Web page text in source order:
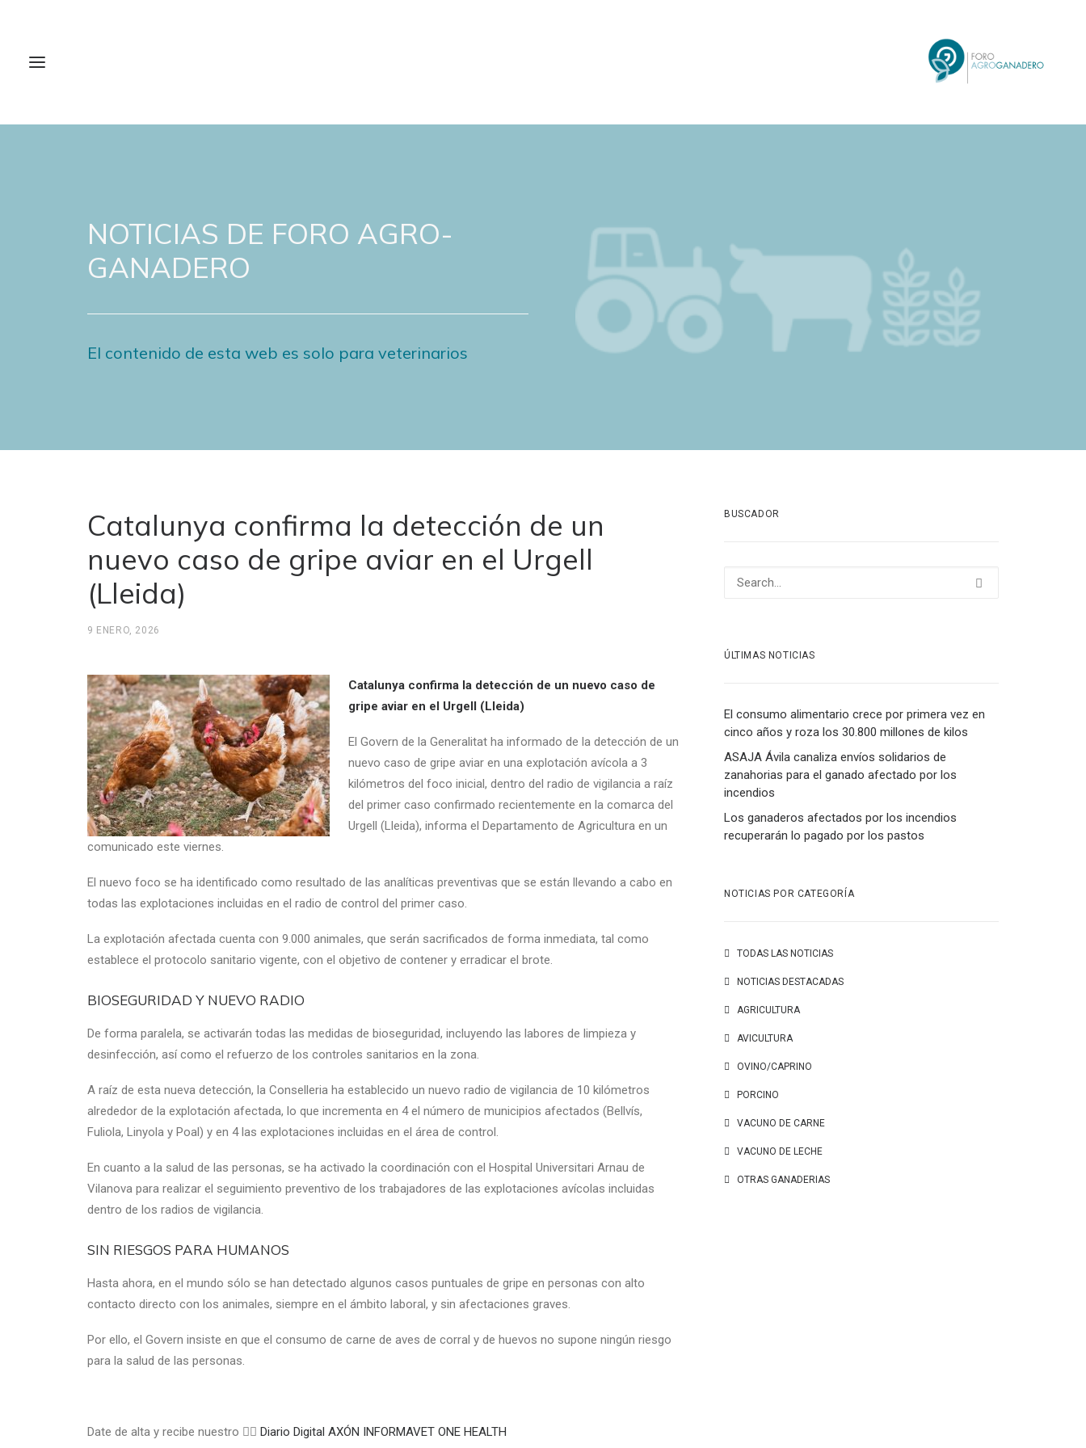
NOTICIAS DE FORO AGRO-
GANADERO
El contenido de esta web es solo para veterinarios
Catalunya confirma la detección de un
nuevo caso de gripe aviar en el Urgell
(Lleida)
9 ENERO, 2026
Catalunya confirma la detección de un nuevo caso de
gripe aviar en el Urgell (Lleida)
El Govern de la Generalitat ha informado de la detección de un
nuevo caso de gripe aviar en una explotación avícola a 3
kilómetros del foco inicial, dentro del radio de vigilancia a raíz
del primer caso confirmado recientemente en la comarca del
Urgell (Lleida), informa el Departamento de Agricultura en un
comunicado este viernes.
El nuevo foco se ha identificado como resultado de las analíticas preventivas que se están llevando a cabo en
todas las explotaciones incluidas en el radio de control del primer caso.
La explotación afectada cuenta con 9.000 animales, que serán sacrificados de forma inmediata, tal como
establece el protocolo sanitario vigente, con el objetivo de contener y erradicar el brote.
BIOSEGURIDAD Y NUEVO RADIO
De forma paralela, se activarán todas las medidas de bioseguridad, incluyendo las labores de limpieza y
desinfección, así como el refuerzo de los controles sanitarios en la zona.
A raíz de esta nueva detección, la Conselleria ha establecido un nuevo radio de vigilancia de 10 kilómetros
alrededor de la explotación afectada, lo que incrementa en 4 el número de municipios afectados (Bellvís,
Fuliola, Linyola y Poal) y en 4 las explotaciones incluidas en el área de control.
En cuanto a la salud de las personas, se ha activado la coordinación con el Hospital Universitari Arnau de
Vilanova para realizar el seguimiento preventivo de los trabajadores de las explotaciones avícolas incluidas
dentro de los radios de vigilancia.
SIN RIESGOS PARA HUMANOS
Hasta ahora, en el mundo sólo se han detectado algunos casos puntuales de gripe en personas con alto
contacto directo con los animales, siempre en el ámbito laboral, y sin afectaciones graves.
Por ello, el Govern insiste en que el consumo de carne de aves de corral y de huevos no supone ningún riesgo
para la salud de las personas.
Date de alta y recibe nuestro 👉🏼 Diario Digital AXÓN INFORMAVET ONE HEALTH
BUSCADOR
ÚLTIMAS NOTICIAS
El consumo alimentario crece por primera vez en
cinco años y roza los 30.800 millones de kilos
ASAJA Ávila canaliza envíos solidarios de
zanahorias para el ganado afectado por los
incendios
Los ganaderos afectados por los incendios
recuperarán lo pagado por los pastos
NOTICIAS POR CATEGORÍA
TODAS LAS NOTICIAS
NOTICIAS DESTACADAS
AGRICULTURA
AVICULTURA
OVINO/CAPRINO
PORCINO
VACUNO DE CARNE
VACUNO DE LECHE
OTRAS GANADERIAS